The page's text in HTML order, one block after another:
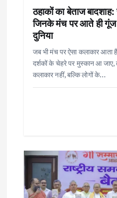
ठहाकों का बेताज बादशाह:
जिनके मंच पर आते ही गूंज
दुनिया
जब भी मंच पर ऐसा कलाकार आता
दर्शकों के चेहरे पर मुस्कान आ
कलाकार नहीं, बल्कि लोगों के…